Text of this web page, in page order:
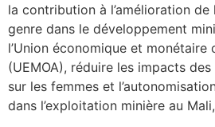
la contribution à l’amélioration
genre dans le développement
l’Union économique et monétaire
(UEMOA), réduire les impacts
sur les femmes et
dans l’exploitation minière au